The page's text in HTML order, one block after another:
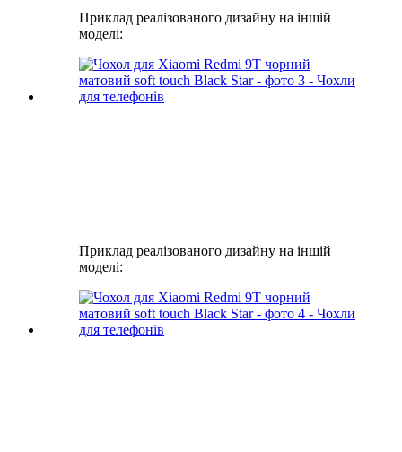
Приклад реалізованого дизайну на іншій
моделі:
Приклад реалізованого дизайну на іншій
моделі: